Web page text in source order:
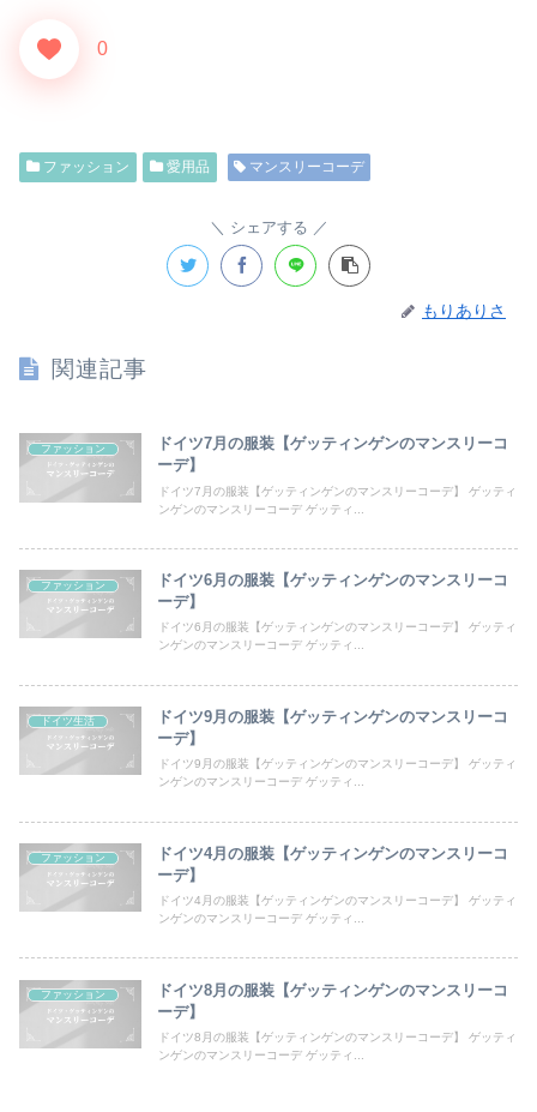
0
ファッション 愛用品 マンスリーコーデ
シェアする
もりありさ
関連記事
ファッション
ドイツ7月の服装【ゲッティンゲンのマンスリーコ
ーデ】
ドイツ7月の服装【ゲッティンゲンのマンスリーコーデ】 ゲッティ
ンゲンのマンスリーコーデ ゲッティ...
ファッション
ドイツ6月の服装【ゲッティンゲンのマンスリーコ
ーデ】
ドイツ6月の服装【ゲッティンゲンのマンスリーコーデ】 ゲッティ
ンゲンのマンスリーコーデ ゲッティ...
ドイツ生活
ドイツ9月の服装【ゲッティンゲンのマンスリーコ
ーデ】
ドイツ9月の服装【ゲッティンゲンのマンスリーコーデ】 ゲッティ
ンゲンのマンスリーコーデ ゲッティ...
ファッション
ドイツ4月の服装【ゲッティンゲンのマンスリーコ
ーデ】
ドイツ4月の服装【ゲッティンゲンのマンスリーコーデ】 ゲッティ
ンゲンのマンスリーコーデ ゲッティ...
ファッション
ドイツ8月の服装【ゲッティンゲンのマンスリーコ
ーデ】
ドイツ8月の服装【ゲッティンゲンのマンスリーコーデ】 ゲッティ
ンゲンのマンスリーコーデ ゲッティ...